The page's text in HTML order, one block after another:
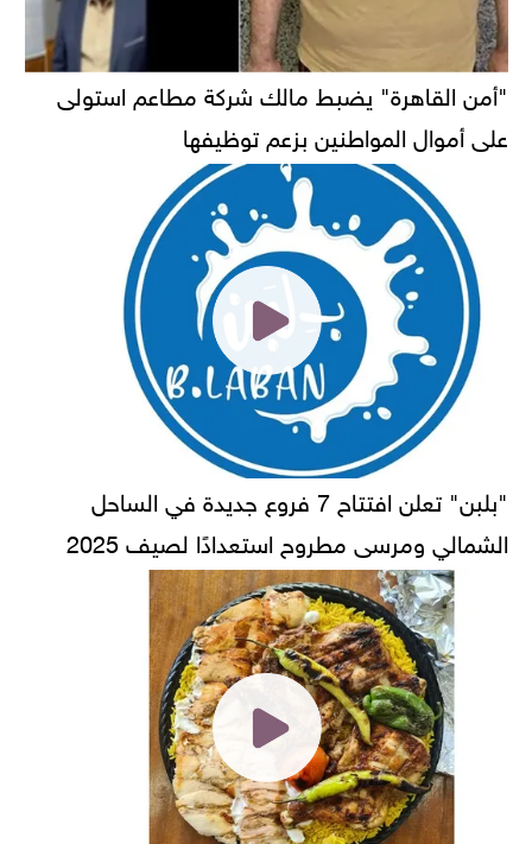
"أمن القاهرة" يضبط مالك شركة مطاعم استولى
على أموال المواطنين بزعم توظيفها
"بلبن" تعلن افتتاح 7 فروع جديدة في الساحل
الشمالي ومرسى مطروح استعدادًا لصيف 2025